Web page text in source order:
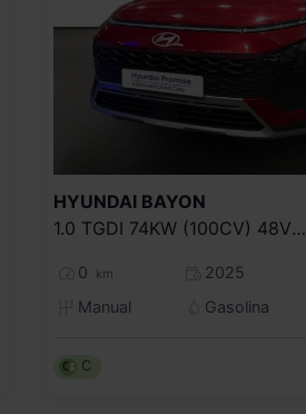
HYUNDAI BAYON
1.0 TGDI 74KW (100CV) 48V MAXX
0 km
2025
Manual
Gasolina
C